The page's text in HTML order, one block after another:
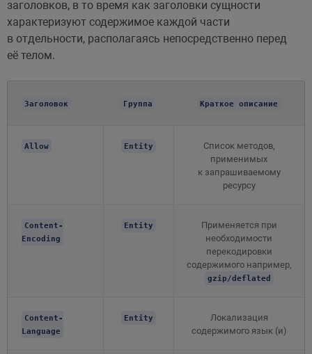
заголовков, в то время как заголовки сущности
характеризуют содержимое каждой части
в отдельности, располагаясь непосредственно перед
её телом.
Заголовок Группа Краткое описание
Allow Entity
Список методов,
применимых
к запрашиваемому
ресурсу
Content-
Encoding
Entity
Применяется при
необходимости
перекодировки
содержимого например,
gzip/deflated
Content-
Language
Entity
Локализация
содержимого язык (и)